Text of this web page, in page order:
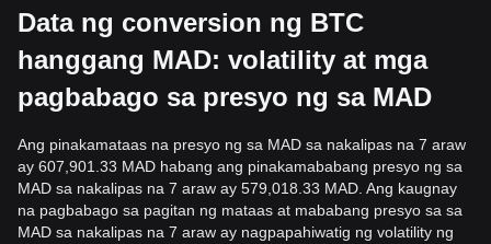
Data ng conversion ng BTC
hanggang MAD: volatility at mga
pagbabago sa presyo ng sa MAD
Ang pinakamataas na presyo ng sa MAD sa nakalipas na 7 araw
ay 607,901.33 MAD habang ang pinakamababang presyo ng sa
MAD sa nakalipas na 7 araw ay 579,018.33 MAD. Ang kaugnay
na pagbabago sa pagitan ng mataas at mababang presyo sa sa
MAD sa nakalipas na 7 araw ay nagpapahiwatig ng volatility ng